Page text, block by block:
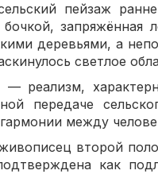
пейзаж
бочкой,
деревьями, а
светлое
— реализм,
передаче
между
второй
как